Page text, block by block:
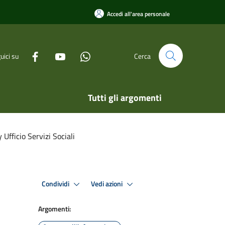
Accedi all'area personale
su Cerca
Tutti gli argomenti
Servizi Sociali
Condividi Vedi azioni
Argomenti: